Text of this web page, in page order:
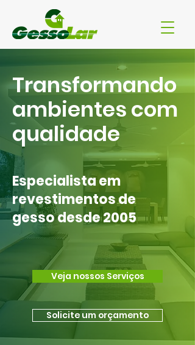
Transformando
ambientes com
qualidade
Especialista em
revestimentos de
gesso desde 2005
Veja nossos Serviços
Solicite um orçamento